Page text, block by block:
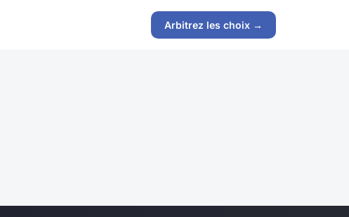
Arbitrez les choix →